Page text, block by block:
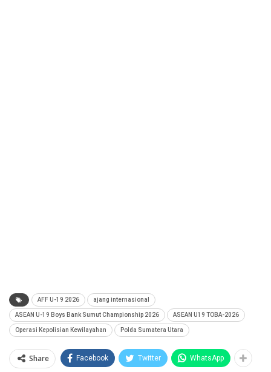
AFF U-19 2026 ajang internasional
ASEAN U-19 Boys Bank Sumut Championship 2026 ASEAN U19 TOBA-2026
Operasi Kepolisian Kewilayahan Polda Sumatera Utara
Share Facebook Twitter WhatsApp